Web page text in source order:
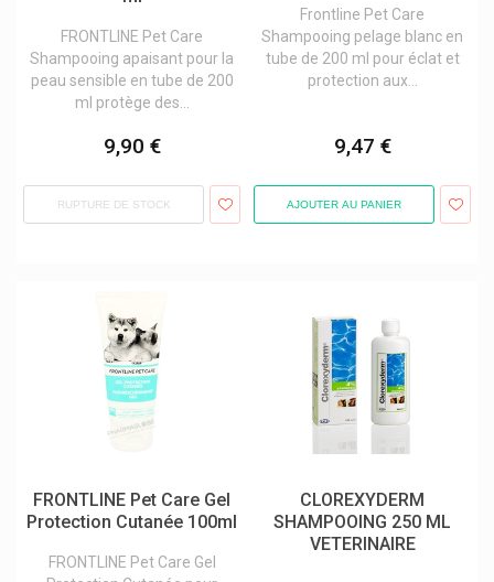
FRONTLINE Pet Care
Shampooing apaisant pour la
peau sensible en tube de 200
ml protège des...
9,90 €
RUPTURE DE STOCK
Frontline Pet Care
Shampooing pelage blanc en
tube de 200 ml pour éclat et
protection aux...
9,47 €
AJOUTER AU PANIER
FRONTLINE Pet Care Gel
Protection Cutanée 100ml
FRONTLINE Pet Care Gel
CLOREXYDERM
SHAMPOOING 250 ML
VETERINAIRE